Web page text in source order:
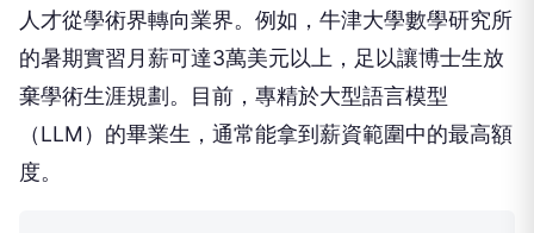
人才從學術界轉向業界。例如，牛津大學數學研究所
的暑期實習月薪可達3萬美元以上，足以讓博士生放
棄學術生涯規劃。目前，專精於大型語言模型
（LLM）的畢業生，通常能拿到薪資範圍中的最高額
度。